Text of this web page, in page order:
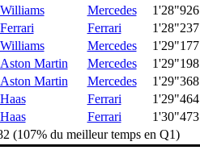
Williams Mercedes 1'28"926
Ferrari Ferrari 1'28"237
Williams Mercedes 1'29"177
Aston Martin Mercedes 1'29"198
Aston Martin Mercedes 1'29"368
Haas Ferrari 1'29"464
Haas Ferrari 1'30"473
(107% du meilleur temps en Q1)